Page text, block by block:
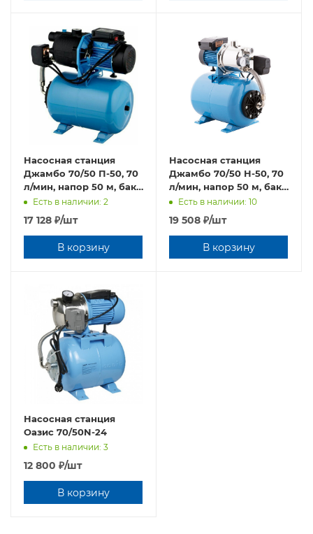
Насосная станция
Джамбо 70/50 П-50, 70
л/мин, напор 50 м, бак
50 лЕсть в наличии: 2
17 128 ₽/шт
В корзину
Насосная станция
Джамбо 70/50 Н-50, 70
л/мин, напор 50 м, бак
50 лЕсть в наличии: 10
19 508 ₽/шт
В корзину
Насосная станция
Оазис 70/50N-24
Есть в наличии: 3
12 800 ₽/шт
В корзину